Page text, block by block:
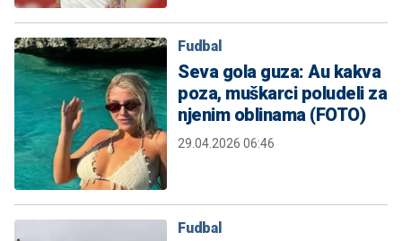
Fudbal
Seva gola guza: Au kakva
poza, muškarci poludeli za
njenim oblinama (FOTO)
29.04.2026 06:46
Fudbal